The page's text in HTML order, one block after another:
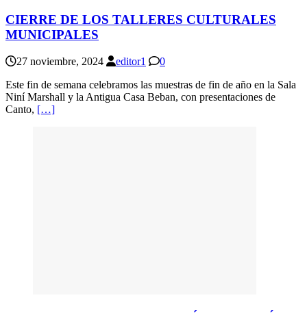
CIERRE DE LOS TALLERES CULTURALES
MUNICIPALES
27 noviembre, 2024 editor1
0
Este fin de semana celebramos las muestras de fin de año en la Sala
Niní Marshall y la Antigua Casa Beban, con presentaciones de
Canto, […]